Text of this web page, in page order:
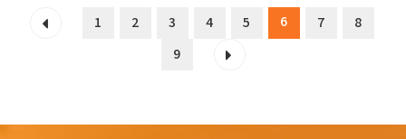
1 2 3 4 5 6 7
8
9